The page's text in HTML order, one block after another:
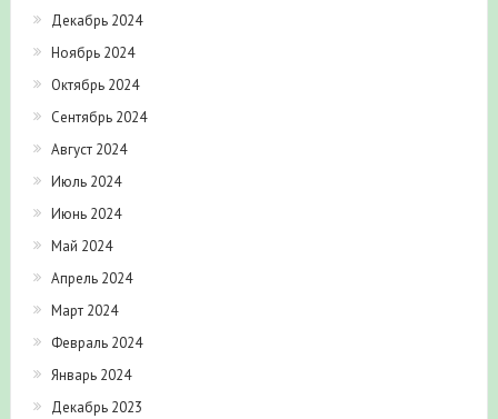
Декабрь 2024
Ноябрь 2024
Октябрь 2024
Сентябрь 2024
Август 2024
Июль 2024
Июнь 2024
Май 2024
Апрель 2024
Март 2024
Февраль 2024
Январь 2024
Декабрь 2023